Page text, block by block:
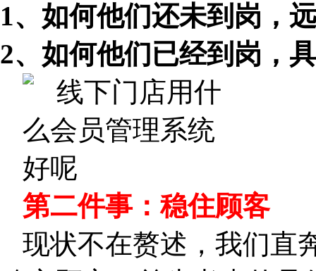
1、如何他们还未到岗，
2、如何他们已经到岗，
第二件事：稳住顾客
现状不在赘述，我们直